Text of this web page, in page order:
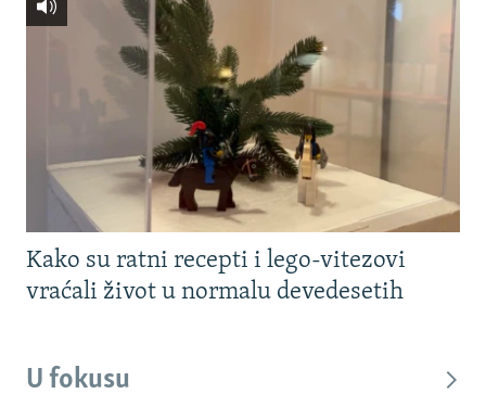
Kako su ratni recepti i lego-vitezovi
vraćali život u normalu devedesetih
U fokusu